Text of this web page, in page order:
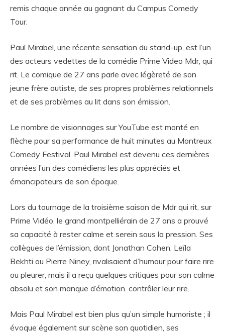
remis chaque année au gagnant du Campus Comedy
Tour.
Paul Mirabel, une récente sensation du stand-up, est l’un
des acteurs vedettes de la comédie Prime Video Mdr, qui
rit. Le comique de 27 ans parle avec légèreté de son
jeune frère autiste, de ses propres problèmes relationnels
et de ses problèmes au lit dans son émission.
Le nombre de visionnages sur YouTube est monté en
flèche pour sa performance de huit minutes au Montreux
Comedy Festival. Paul Mirabel est devenu ces dernières
années l’un des comédiens les plus appréciés et
émancipateurs de son époque.
Lors du tournage de la troisième saison de Mdr qui rit, sur
Prime Vidéo, le grand montpelliérain de 27 ans a prouvé
sa capacité à rester calme et serein sous la pression. Ses
collègues de l’émission, dont Jonathan Cohen, Leïla
Bekhti ou Pierre Niney, rivalisaient d’humour pour faire rire
ou pleurer, mais il a reçu quelques critiques pour son calme
absolu et son manque d’émotion. contrôler leur rire.
Mais Paul Mirabel est bien plus qu’un simple humoriste ; il
évoque également sur scène son quotidien, ses